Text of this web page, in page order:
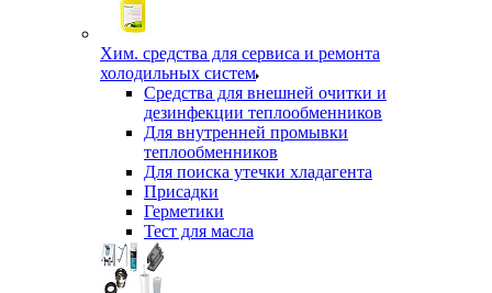
Хим. средства для сервиса и ремонта
холодильных систем
Средства для внешней очитки и
дезинфекции теплообменников
Для внутренней промывки
теплообменников
Для поиска утечки хладагента
Присадки
Герметики
Тест для масла